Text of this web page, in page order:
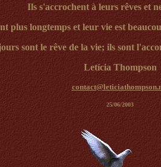
Ils s'accrochent à leurs rêves et
plus longtemps et leur vie est
sont le rêve de la vie; ils sont
Letícia Thompson
25/06/2003